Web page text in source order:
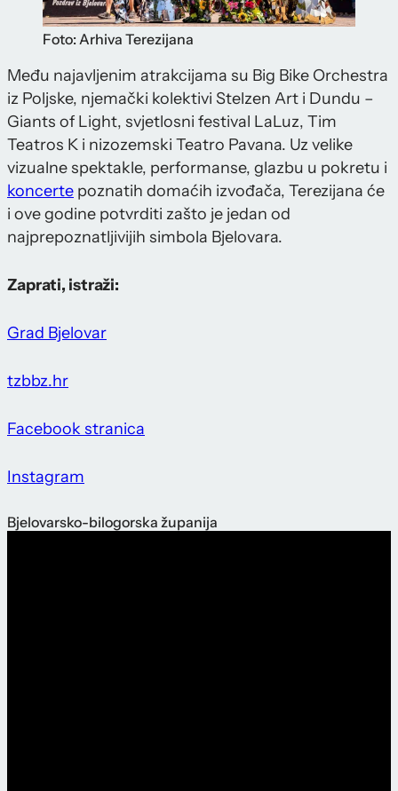
Foto: Arhiva Terezijana
Među najavljenim atrakcijama su Big Bike Orchestra
iz Poljske, njemački kolektivi Stelzen Art i Dundu –
Giants of Light, svjetlosni festival LaLuz, Tim
Teatros K i nizozemski Teatro Pavana. Uz velike
vizualne spektakle, performanse, glazbu u pokretu i
koncerte poznatih domaćih izvođača, Terezijana će
i ove godine potvrditi zašto je jedan od
najprepoznatljivijih simbola Bjelovara.
Zaprati, istraži:
Grad Bjelovar
tzbbz.hr
Facebook stranica
Instagram
Bjelovarsko-bilogorska županija